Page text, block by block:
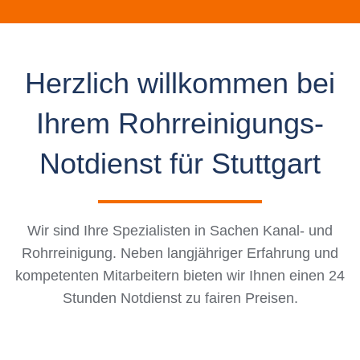
Herzlich willkommen bei
Ihrem Rohrreinigungs-
Notdienst für Stuttgart
Wir sind Ihre Spezialisten in Sachen Kanal- und
Rohrreinigung. Neben langjähriger Erfahrung und
kompetenten Mitarbeitern bieten wir Ihnen einen 24
Stunden Notdienst zu fairen Preisen.